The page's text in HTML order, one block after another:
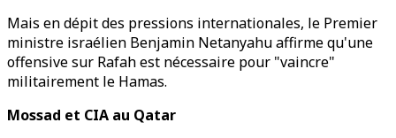
Mais en dépit des pressions internationales, le Premier
ministre israélien Benjamin Netanyahu affirme qu'une
offensive sur Rafah est nécessaire pour "vaincre"
militairement le Hamas.
Mossad et CIA au Qatar